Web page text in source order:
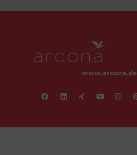
www.arcona.de